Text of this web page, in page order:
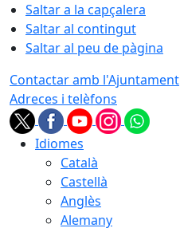
Saltar a la capçalera
Saltar al contingut
Saltar al peu de pàgina
Contactar amb l'Ajuntament
Adreces i telèfons
Idiomes
Català
Castellà
Anglès
Alemany